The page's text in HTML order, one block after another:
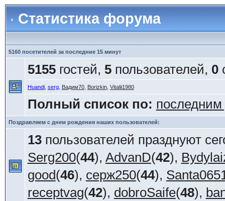
Статистика форума
5160 посетителей за последние 15 минут
5155гостей, 5пользователей, 0
Huandi, serg, Вадим70, Borizkin, Vitalii1980
Полный список по:
Поздравляем с днем рождения наших пользователей:
13пользователей празднуют
Serg200(44), AdvanD(42),
good(46), серж250(44),
receptvag(42), dobroSaife(48),